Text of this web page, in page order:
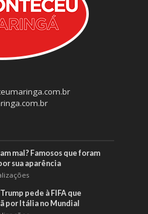
mal? Famosos que foram
sua aparência
pede à FIFA que
por Itália no Mundial